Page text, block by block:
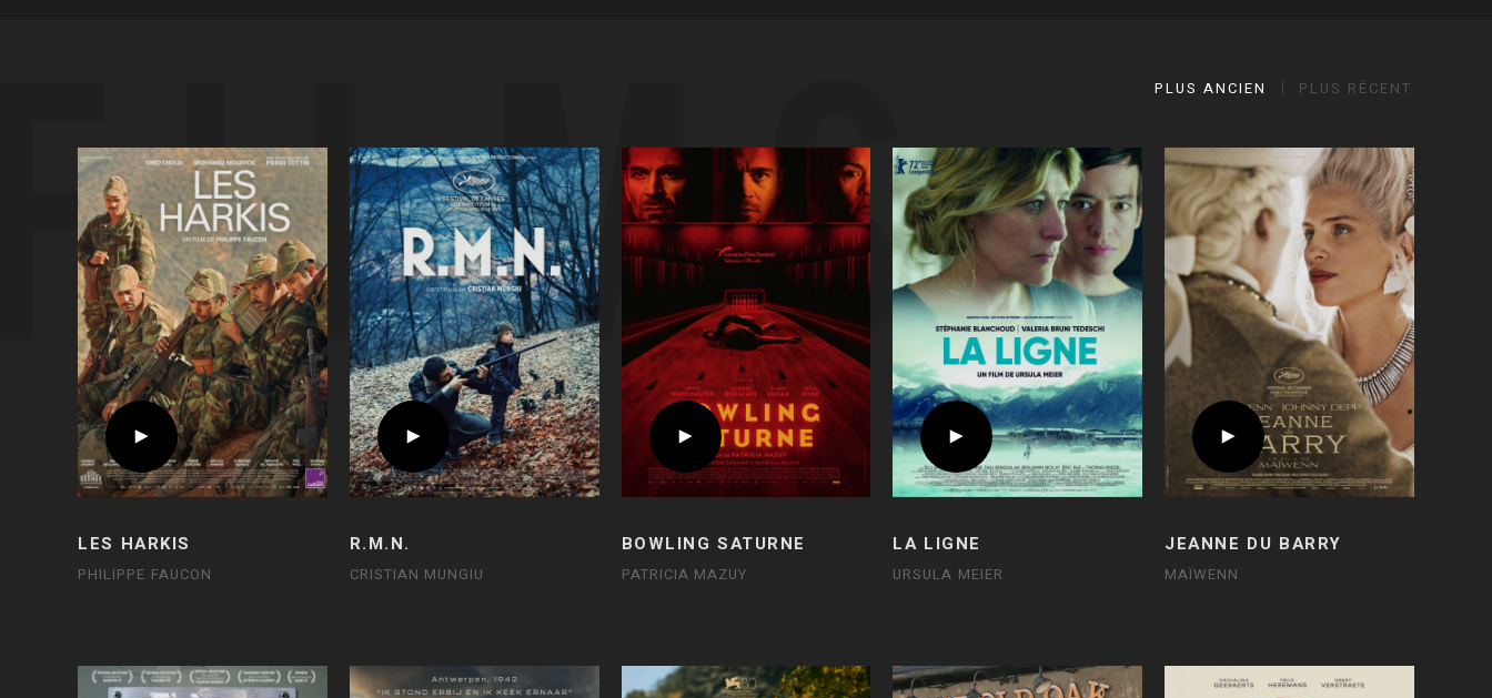
PLUS ANCIEN PLUS RÉCENT
LES HARKIS
PHILIPPE FAUCON
R.M.N.
CRISTIAN MUNGIU
BOWLING SATURNE
PATRICIA MAZUY
LA LIGNE
URSULA MEIER
JEANNE DU BARRY
MAÏWENN